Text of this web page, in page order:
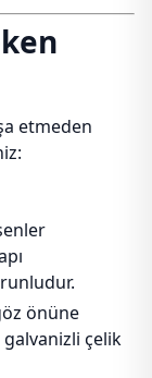
etmeden
önüne
galvanizli çelik